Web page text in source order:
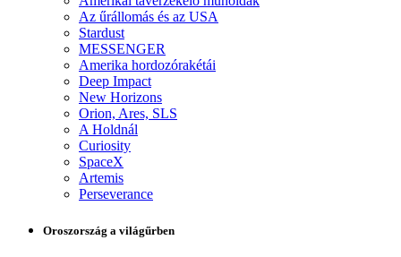
Az űrállomás és az USA
Stardust
MESSENGER
Amerika hordozórakétái
Deep Impact
New Horizons
Orion, Ares, SLS
A Holdnál
Curiosity
SpaceX
Artemis
Perseverance
Oroszország a világűrben